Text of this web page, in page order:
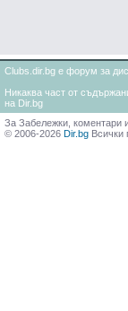
Clubs.dir.bg е форум за
Никаква част от
на Dir.bg
За Забележки, коментари
© 2006-2026 Dir.bg Всички